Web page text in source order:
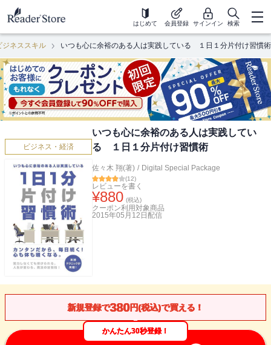
はじめて 会員登録 サインイン 検索
ジネススキル いつも心に余裕のある人は実践している １日１分片付け習慣術
ビジネス・経済
いつも心に余裕のある人は実践してい
る １日１分片付け習慣術
佐々木 翔(著) / Digital Special Package
(12)
レビューを書く
¥880 (税込)
クーポン利用対象商品
2015年05月12日 配信
新規登録で380円(税込)で買える！
かんたん30秒登録！